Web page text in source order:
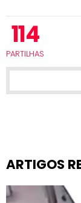
114
PARTILHAS
ARTIGOS